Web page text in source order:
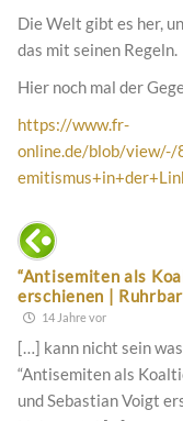
Die Welt gibt es her,
das mit seinen Regeln.
Hier noch mal der
https://www.fr-
online.de/blob/
“Antisemiten als
erschienen |
14 Jahre vor
[…] kann nicht sein
“Antisemiten als
und Sebastian Voigt